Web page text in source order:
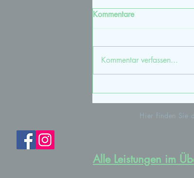
Focusing Körper-
Kommentare
Kommentar verfassen...
Hier finden Sie
Alle Leistungen im